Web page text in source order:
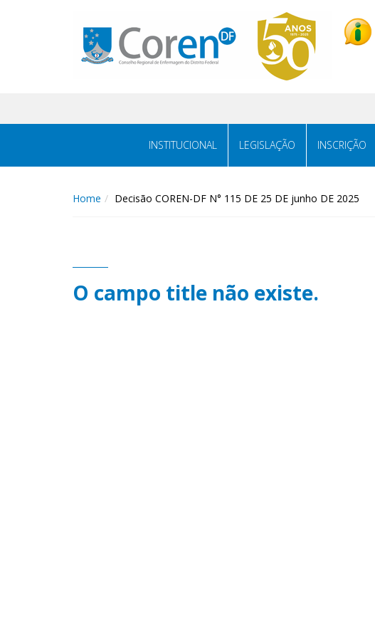
INSTITUCIONAL LEGISLAÇÃO INSCRIÇÃO
Home Decisão COREN-DF N° 115 DE 25 DE junho DE 2025
O campo title não existe.